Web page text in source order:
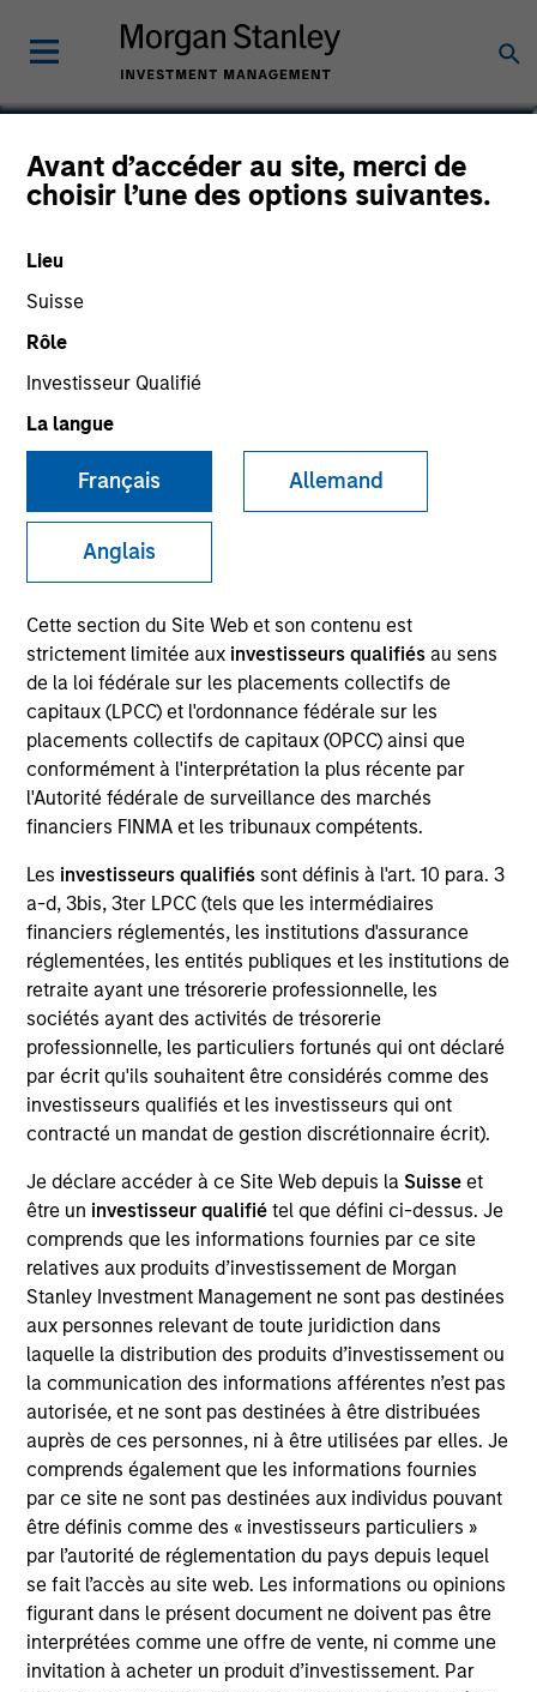
Avant d’accéder au site, merci de
choisir l’une des options suivantes.
Lieu
Suisse
Rôle
Investisseur Qualifié
La langue
Français Allemand
Anglais
Cette section du Site Web et son contenu est
strictement limitée aux investisseurs qualifiésau sens
de la loi fédérale sur les placements collectifs de
capitaux (LPCC) et l'ordonnance fédérale sur les
placements collectifs de capitaux (OPCC) ainsi que
conformément à l'interprétation la plus récente par
l'Autorité fédérale de surveillance des marchés
financiers FINMA et les tribunaux compétents.
Les investisseurs qualifiés sont définis à l'art. 10 para. 3
a-d, 3bis, 3ter LPCC (tels que les intermédiaires
financiers réglementés, les institutions d'assurance
réglementées, les entités publiques et les institutions de
retraite ayant une trésorerie professionnelle, les
sociétés ayant des activités de trésorerie
professionnelle, les particuliers fortunés qui ont déclaré
par écrit qu'ils souhaitent être considérés comme des
investisseurs qualifiés et les investisseurs qui ont
contracté un mandat de gestion discrétionnaire écrit).
Je déclare accéder à ce Site Web depuis la Suisse et
être un investisseur qualifiétel que défini ci-dessus. Je
comprends que les informations fournies par ce site
relatives aux produits d’investissement de Morgan
Stanley Investment Management ne sont pas destinées
aux personnes relevant de toute juridiction dans
laquelle la distribution des produits d’investissement ou
la communication des informations afférentes n’est pas
autorisée, et ne sont pas destinées à être distribuées
auprès de ces personnes, ni à être utilisées par elles. Je
comprends également que les informations fournies
par ce site ne sont pas destinées aux individus pouvant
être définis comme des « investisseurs particuliers »
par l’autorité de réglementation du pays depuis lequel
se fait l’accès au site web. Les informations ou opinions
figurant dans le présent document ne doivent pas être
interprétées comme une offre de vente, ni comme une
invitation à acheter un produit d’investissement. Par
Global Macro Fund
Informations clés pour l’investisseur
(KID)
Présentation générale
Objectif d’Investissement
Offrir un rendement absolu positif dans toutes les
conditions de marché, sous la forme d'un revenu et
glissante de trois ans.
Approche d’investissement
Pour déterminer les investissements du Fonds,
l'équipe de gestion utilise à la fois son processus
fondamental de recherche économique et
politique propre à chaque pays et son système
100 pays. Le fonds permet d’initier des positions
long et short sur les devises, les taux d'intérêt
locaux et la dette souveraine de certains pays
développés et émergents, mais aussi de s’exposer
de manière opportuniste à la dette d’entreprise,
aux actions et aux matières premières. Le Fonds
cherche à surperformer les instruments liquides
dans tous les environnements de marché, avec
une faible corrélation aux marchés actions et
obligataires traditionnels.
La valeur des investissements et les revenus qui
en découlent varieront et rien ne garantit que le
Fonds atteigne ses objectifs d’investissement.